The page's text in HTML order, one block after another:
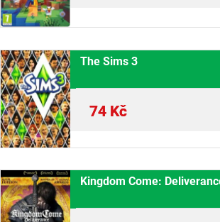
The Sims 3
74 Kč
Kingdom Come: